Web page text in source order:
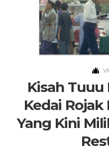
Kisah Tuuu
Kedai
Yang Kini